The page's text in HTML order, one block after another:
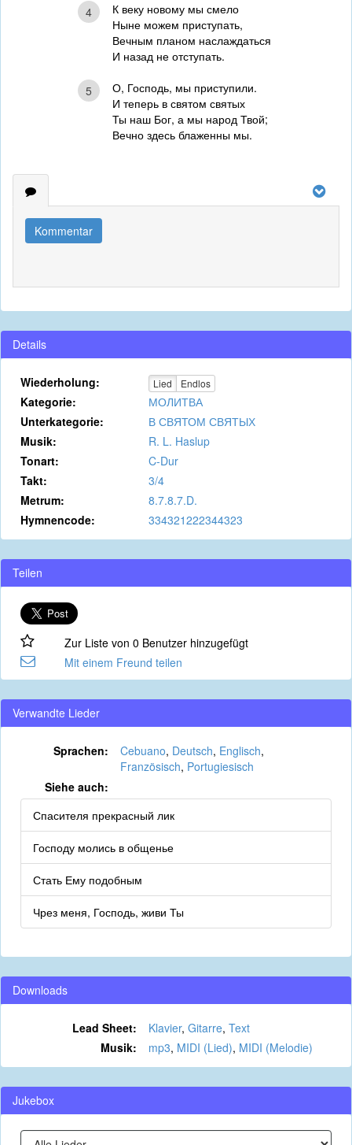
4
К веку новому мы смело
Ныне можем приступать,
Вечным планом наслаждаться
И назад не отступать.
5
О, Господь, мы приступили.
И теперь в святом святых
Ты наш Бог, а мы народ Твой;
Вечно здесь блаженны мы.
Kommentar
Details
Wiederholung: Lied Endlos
Kategorie:
МОЛИТВА
Unterkategorie:
В СВЯТОМ СВЯТЫХ
Musik:
R. L. Haslup
Tonart:
C-Dur
Takt:
3/4
Metrum:
8.7.8.7.D.
Hymnencode:
334321222344323
Teilen
Zur Liste von 0 Benutzer hinzugefügt
Mit einem Freund teilen
Verwandte Lieder
Sprachen: Cebuano, Deutsch, Englisch,
Französisch, Portugiesisch
Siehe auch:
Спасителя прекрасный лик
Господу молись в общенье
Стать Ему подобным
Чрез меня, Господь, живи Ты
Downloads
Lead Sheet: Klavier, Gitarre, Text
Musik:
mp3, MIDI (Lied), MIDI (Melodie)
Jukebox